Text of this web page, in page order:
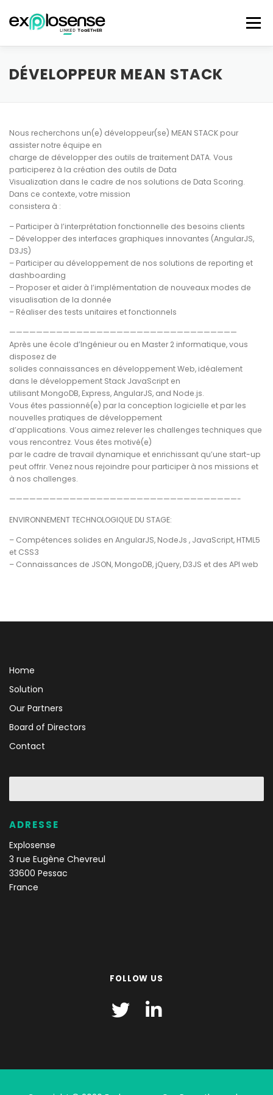
Menu
HOME SOLUTION OUR PARTNERS
DÉVELOPPEUR MEAN STACK
Nous recherchons un(e) développeur(se) MEAN STACK pour
assister notre équipe en
charge de développer des outils de traitement DATA. Vous
participerez à la création des outils de Data
Visualization dans le cadre de nos solutions de Data Scoring.
Dans ce contexte, votre mission
consistera à :
– Participer à l’interprétation fonctionnelle des besoins clients
– Développer des interfaces graphiques innovantes (AngularJS,
D3JS)
– Participer au développement de nos solutions de reporting et
dashboarding
– Proposer et aider à l’implémentation de nouveaux modes de
visualisation de la donnée
– Réaliser des tests unitaires et fonctionnels
——————————————————————————————————
Après une école d’Ingénieur ou en Master 2 informatique, vous
disposez de
solides connaissances en développement Web, idéalement
dans le développement Stack JavaScript en
utilisant MongoDB, Express, AngularJS, and Node.js.
Vous êtes passionné(e) par la conception logicielle et par les
nouvelles pratiques de développement
d’applications. Vous aimez relever les challenges techniques que
vous rencontrez. Vous êtes motivé(e)
par le cadre de travail dynamique et enrichissant qu’une start-up
peut offrir. Venez nous rejoindre pour participer à nos missions et
à nos challenges.
——————————————————————————————————-
ENVIRONNEMENT TECHNOLOGIQUE DU STAGE:
– Compétences solides en AngularJS, NodeJs , JavaScript, HTML5
et CSS3
– Connaissances de JSON, MongoDB, jQuery, D3JS et des API web
Home
Solution
Our Partners
Board of Directors
Contact
ADRESSE
Explosense
3 rue Eugène Chevreul
33600 Pessac
France
FOLLOW US